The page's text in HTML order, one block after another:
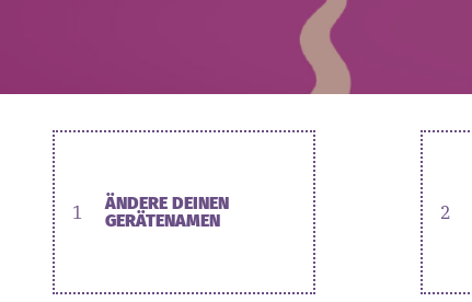
1
ÄNDERE DEINEN
GERÄTENAMEN
2